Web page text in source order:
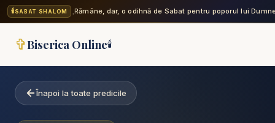
🕯️SABAT SHALOM „Rămâne, dar, o odihnă de Sabat pentru poporul lui
✞Biserica Online🕯️
Înapoi la toate predicile